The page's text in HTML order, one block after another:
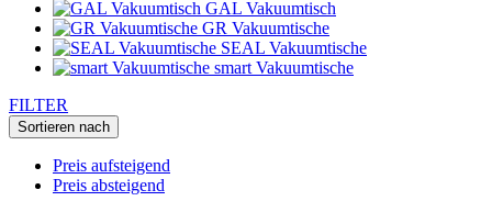
GAL Vakuumtisch
GR Vakuumtische
SEAL Vakuumtische
smart Vakuumtische
FILTER
Sortieren nach
Preis aufsteigend
Preis absteigend